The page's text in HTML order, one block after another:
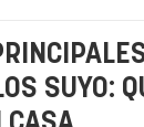
SUYO: